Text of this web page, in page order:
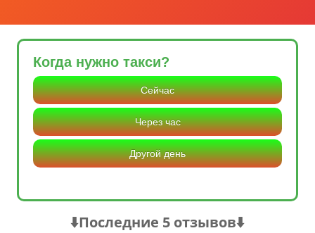
Когда нужно такси?
Сейчас
Через час
Другой день
⬇️Последние 5 отзывов⬇️